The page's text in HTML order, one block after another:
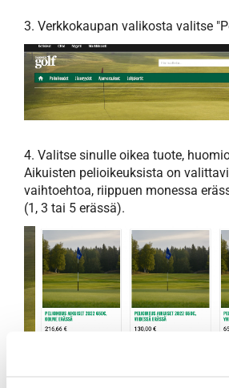
3. Verkkokaupan valikosta valitse
4. Valitse sinulle oikea tuote,
Aikuisten pelioikeuksista on
vaihtoehtoa, riippuen monessa
(1, 3 tai 5 erässä).